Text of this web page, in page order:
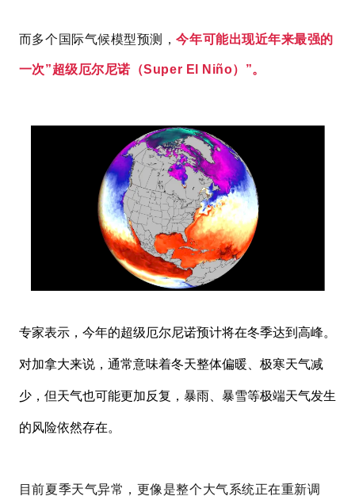
而多个国际气候模型预测，今年可能出现近年来最强的
一次”超级厄尔尼诺（Super El Niño）”。
专家表示，今年的超级厄尔尼诺预计将在冬季达到高峰。
对加拿大来说，通常意味着冬天整体偏暖、极寒天气减
少，但天气也可能更加反复，暴雨、暴雪等极端天气发生
的风险依然存在。
目前夏季天气异常，更像是整个大气系统正在重新调